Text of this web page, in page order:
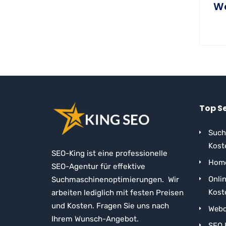
SEO-King ist eine professionelle
SEO-Agentur für effektive
Suchmaschinenoptimierungen. Wir
arbeiten lediglich mit festen Preisen
und Kosten. Fragen Sie uns nach
Ihrem Wunsch-Angebot.
Top